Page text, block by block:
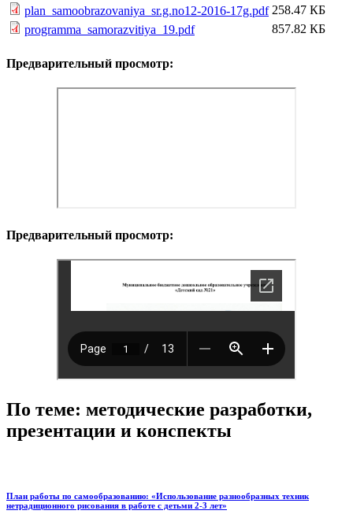
plan_samoobrazovaniya_sr.g.no12-2016-17g.pdf 258.47 КБ
programma_samorazvitiya_19.pdf
857.82 КБ
Предварительный просмотр:
Предварительный просмотр:
По теме: методические разработки,
презентации и конспекты
План работы по самообразованию: «Использование разнообразных техник
нетрадиционного рисования в работе с детьми 2-3 лет»